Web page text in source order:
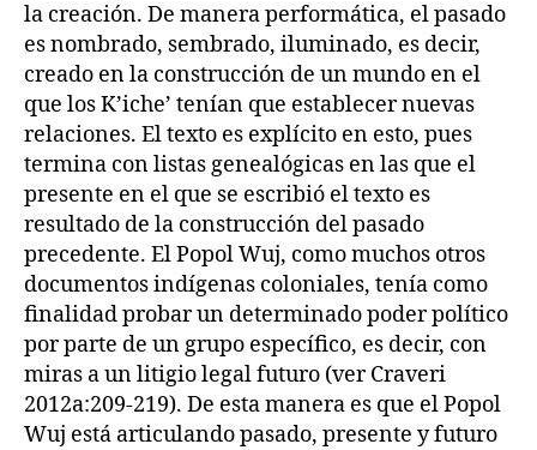
la creación. De manera performática, el pasado
es nombrado, sembrado, iluminado, es decir,
creado en la construcción de un mundo en el
que los K’iche’ tenían que establecer nuevas
relaciones. El texto es explícito en esto, pues
termina con listas genealógicas en las que el
presente en el que se escribió el texto es
resultado de la construcción del pasado
precedente. El Popol Wuj, como muchos otros
documentos indígenas coloniales, tenía como
finalidad probar un determinado poder político
por parte de un grupo específico, es decir, con
miras a un litigio legal futuro (ver Craveri
2012a:209-219). De esta manera es que el Popol
Wuj está articulando pasado, presente y futuro